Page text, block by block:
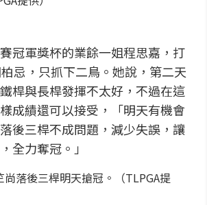
冠軍獎杯的業餘一姐程思嘉，打
忌，只抓下二鳥。她說，第二天
桿與長桿發揮不太好，不過在這
成績還可以接受，「明天有機會
後三桿不成問題，減少失誤，讓
全力奪冠。」
落後三桿明天搶冠。（TLPGA提